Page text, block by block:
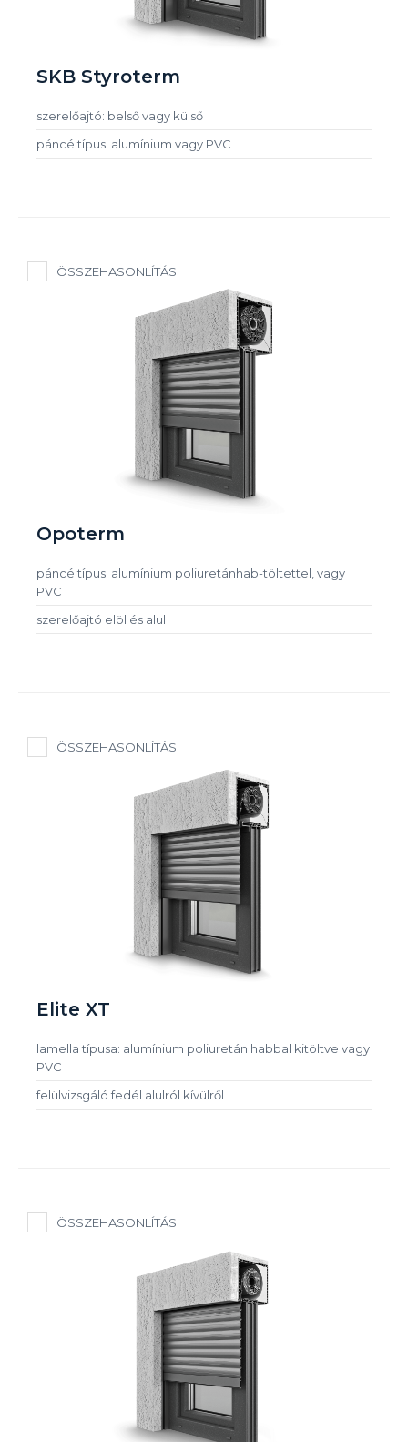
SKB Styroterm
szerelőajtó: belső vagy külső
páncéltípus: alumínium vagy PVC
ÖSSZEHASONLÍTÁS
Opoterm
páncéltípus: alumínium poliuretánhab-töltettel, vagy
PVC
szerelőajtó elöl és alul
ÖSSZEHASONLÍTÁS
Elite XT
lamella típusa: alumínium poliuretán habbal kitöltve vagy
PVC
felülvizsgáló fedél alulról kívülről
ÖSSZEHASONLÍTÁS